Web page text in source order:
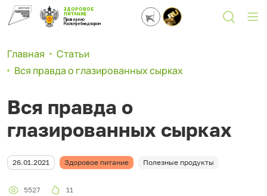
ЗДОРОВОЕ
ПИТАНИЕ
Проверено
Роспотребнадзором
Главная
Статьи
Вся правда о глазированных сырках
Вся правда о
глазированных сырках
26.01.2021 Здоровое питание Полезные продукты
5527 11